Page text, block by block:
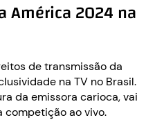
América 2024 na
de transmissão da
na TV no Brasil.
da emissora carioca, vai
competição ao vivo.